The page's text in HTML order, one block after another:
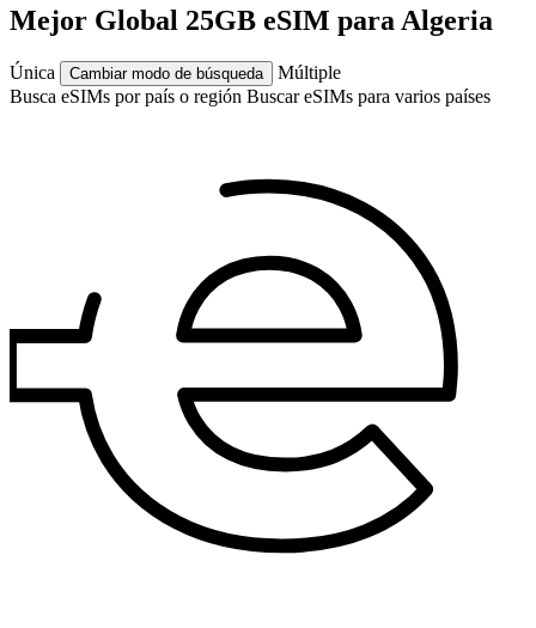
Mejor Global 25GB eSIM para Algeria
Única Cambiar modo de búsqueda
Múltiple
Busca eSIMs por país o región Buscar eSIMs para varios países